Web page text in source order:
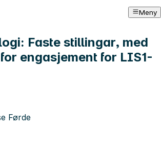
Meny
Faste stillingar, med
engasjement for LIS1-
Førde